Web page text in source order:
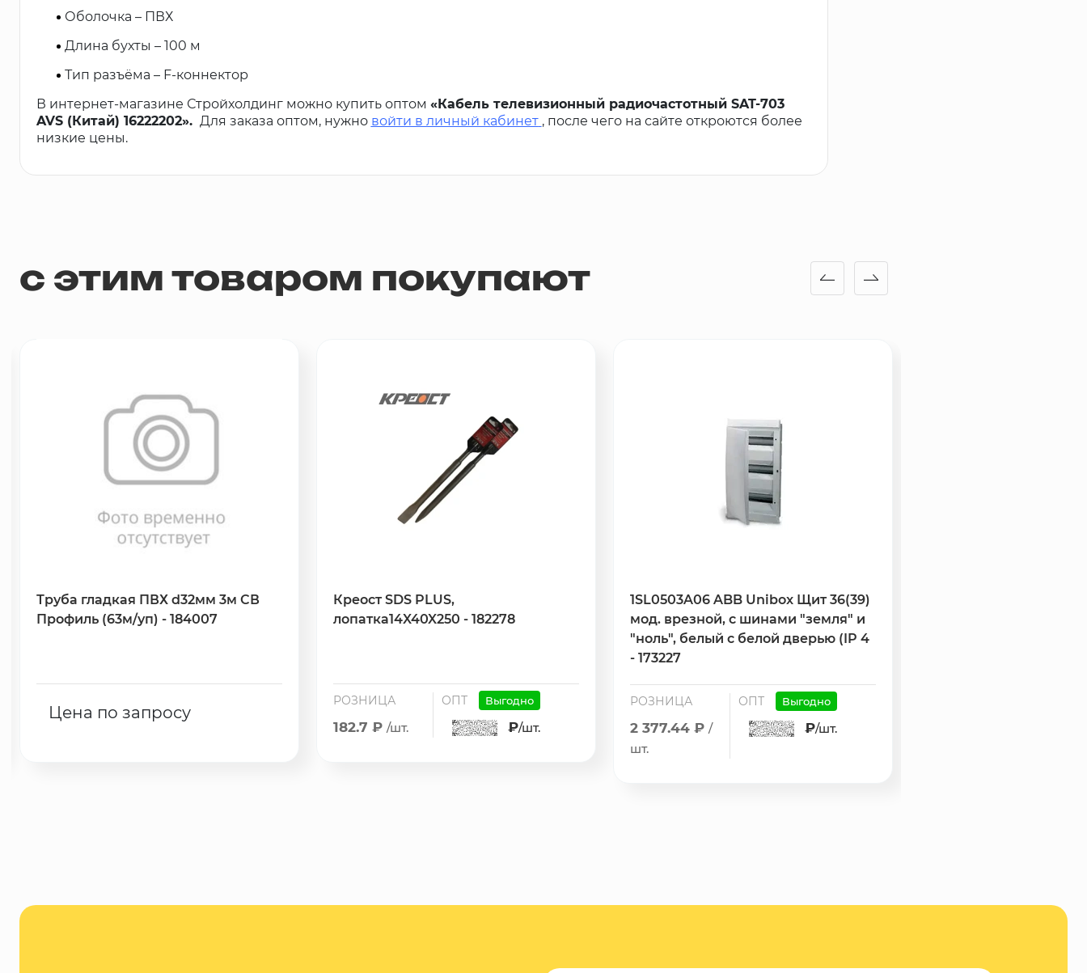
Оболочка – ПВХ
Длина бухты – 100 м
Тип разъёма – F-коннектор
В интернет-магазине Стройхолдинг можно купить оптом «Кабель телевизионный радиочастотный SAT-703
AVS (Китай) 16222202». Для заказа оптом, нужно войти в личный кабинет , после чего на сайте откроются более
низкие цены.
с этим товаром покупают
Труба гладкая ПВХ d32мм 3м СВ
Профиль (63м/уп) - 184007
Цена по запросу
Креост SDS PLUS,
лопатка14X40X250 - 182278
РОЗНИЦА
182.7 ₽ /шт.
ОПТ Выгодно
₽/шт.
1SL0503A06 ABB Unibox Щит 36(39)
мод. врезной, с шинами "земля" и
"ноль", белый с белой дверью (IP 4
- 173227
РОЗНИЦА
2 377.44 ₽ /
шт.
ОПТ Выгодно
₽/шт.